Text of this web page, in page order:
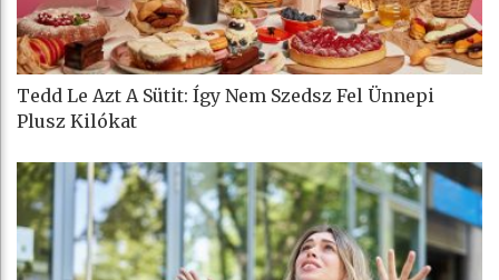
Tedd Le Azt A Sütit: Így Nem Szedsz Fel Ünnepi
Plusz Kilókat